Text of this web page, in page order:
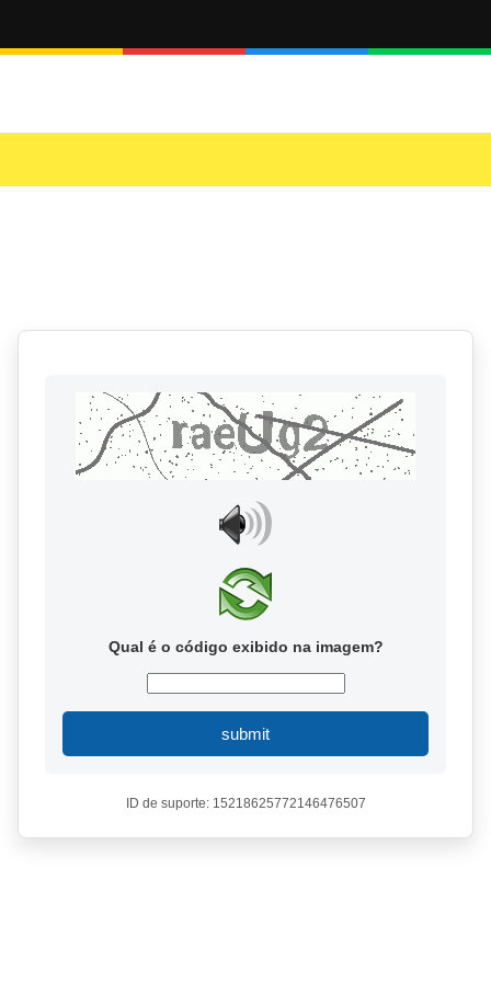
Qual é o código exibido na imagem?
submit
ID de suporte: 15218625772146476507